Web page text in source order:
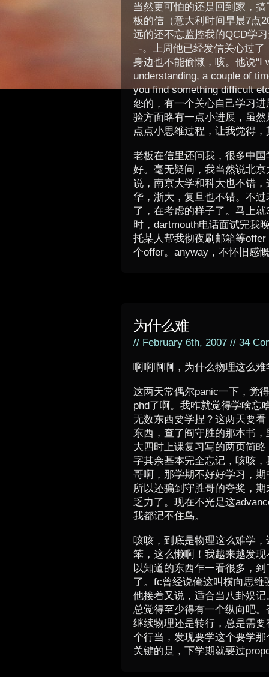
当然更可怕的还是回到家，
板的信（意大利时间早晨7点
远的还不忘监控我的QCD学
_-。上周他已经发信关心过
身边也不能偷懒，咳。他说“I
understanding, a couple of
you find something difficult
怨的，有一个关心自己学习
验方面略有一点小进展，虽
点点小思维过程，让我觉得
老板在信里还问我，很多中
好。毫无疑问，我当然说北
说，南京大学和科大也不错
华，浙大，复旦也不错。不
了，在考虑的样子了。马上
时，dartmouth电话面试完我
托某人帮我彻夜刷邮箱等
个offer。anyway，不怀旧感
为什么难
// February 6th, 2007 // 34
啊啊啊啊，为什么物理这么难
这两天常偶尔panic一下，觉
phd了啊。我咋就觉得学啥忘
无数东西要学捏？这两天要
东西，查了阎守胜的那本书
大四时上课复习写的两页简
字其余基本完全忘记，咳咳
哥啊，那学期不好好学习，
所以还骗到守胜哥的夸奖，
乏力了。现在不光是这
我都记不住鸟。
咳咳，到底是物理这么难学，
笨，这么懒啊！我越来越发
以知道的东西乍一看很多，
了。fc曾经说俺这叫横向思
他接着又说，适合当八卦娱
总觉得至少得有一个纵向吧
继续物理还是转行，总是需
个行当，发现要学这个要学
关键的是，下学期就要过